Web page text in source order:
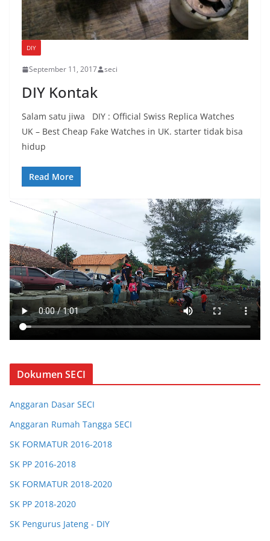
DIY
September 11, 2017 seci
DIY Kontak
Salam satu jiwa DIY : Official Swiss Replica Watches
UK – Best Cheap Fake Watches in UK. starter tidak bisa
hidup
Read More
Dokumen SECI
Anggaran Dasar SECI
Anggaran Rumah Tangga SECI
SK FORMATUR 2016-2018
SK PP 2016-2018
SK FORMATUR 2018-2020
SK PP 2018-2020
SK Pengurus Jateng - DIY